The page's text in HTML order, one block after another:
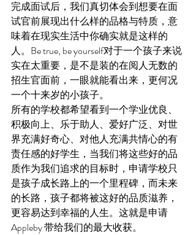
完成面试后，我们真切体会到想要在面
试官前展现出什么样的品格与特质，意
味着在现实生活中你确实就是这样的
人。Be true, be yourself对于一个孩子来说
实在太重要，是不是装的在阅人无数的
招生官面前，一眼就能看出来，更何况
一个十来岁的小孩子。
所有的学校都希望看到一个学业优良、
积极向上、乐于助人、爱好广泛、对世
界充满好奇心、对他人充满共情心的有
责任感的好学生，当我们将这些好的品
质作为我们追求的目标时，申请学校只
是孩子成长路上的一个里程碑，而未来
的长路，孩子都将被这好的品质滋养，
更容易达到幸福的人生。这就是申请
Appleby 带给我们的最大收获。